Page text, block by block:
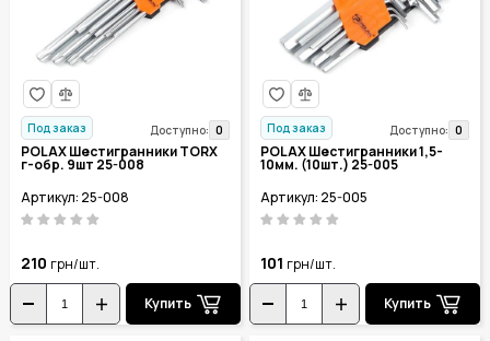
Под заказ Доступно: 0
POLAX Шестигранники TORX
г-обр. 9шт 25-008
Артикул: 25-008
210 грн/шт.
Купить
Под заказ Доступно: 0
POLAX Шестигранники 1,5-
10мм. (10шт.) 25-005
Артикул: 25-005
101 грн/шт.
Купить